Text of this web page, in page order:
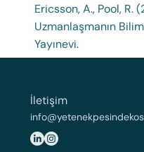
Ericsson, A., Pool, R.
Uzmanlaşmanın
Yayınevi.
İletişim